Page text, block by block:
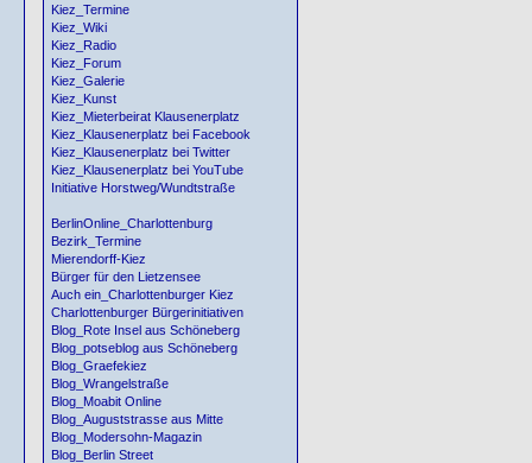
Kiez_Termine
Kiez_Wiki
Kiez_Radio
Kiez_Forum
Kiez_Galerie
Kiez_Kunst
Kiez_Mieterbeirat Klausenerplatz
Kiez_Klausenerplatz bei Facebook
Kiez_Klausenerplatz bei Twitter
Kiez_Klausenerplatz bei YouTube
Initiative Horstweg/Wundtstraße
BerlinOnline_Charlottenburg
Bezirk_Termine
Mierendorff-Kiez
Bürger für den Lietzensee
Auch ein_Charlottenburger Kiez
Charlottenburger Bürgerinitiativen
Blog_Rote Insel aus Schöneberg
Blog_potseblog aus Schöneberg
Blog_Graefekiez
Blog_Wrangelstraße
Blog_Moabit Online
Blog_Auguststrasse aus Mitte
Blog_Modersohn-Magazin
Blog_Berlin Street